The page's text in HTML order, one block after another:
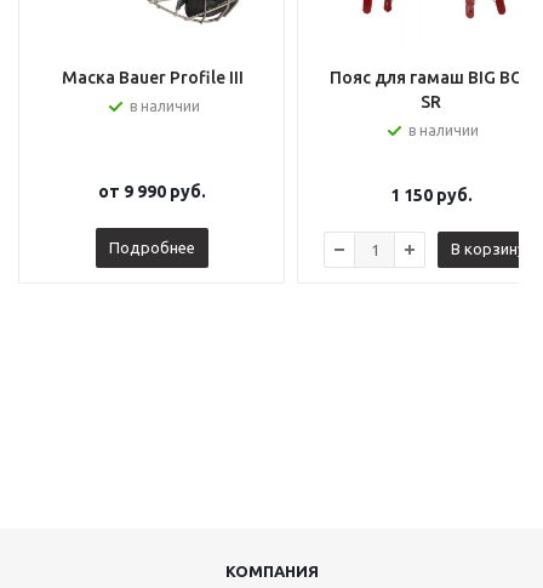
Маска Bauer Profile III
в наличии
от 9 990 руб.
Подробнее
Пояс для гамаш BIG BOY
SR
в наличии
1 150руб.
В корзину
КОМПАНИЯ